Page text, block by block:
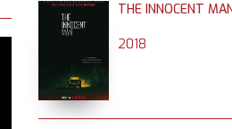
THE INNOCENT
2018